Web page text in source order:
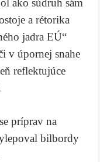
ako súdruh sám
a rétorika
jadra EÚ“
v úpornej snahe
reflektujúce
príprav na
bilbordy